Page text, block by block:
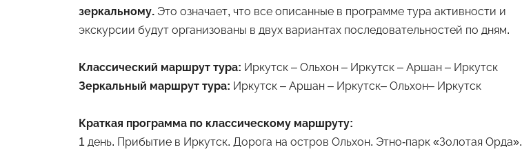
зеркальному. Это означает, что все описанные в программе тура активности и
экскурсии будут организованы в двух вариантах последовательностей по дням.
Классический маршрут тура: Иркутск – Ольхон – Иркутск – Аршан – Иркутск
Зеркальный маршрут тура: Иркутск – Аршан – Иркутск– Ольхон– Иркутск
Краткая программа по классическому маршруту:
1 день. Прибытие в Иркутск. Дорога на остров Ольхон. Этно-парк «Золотая Орда».